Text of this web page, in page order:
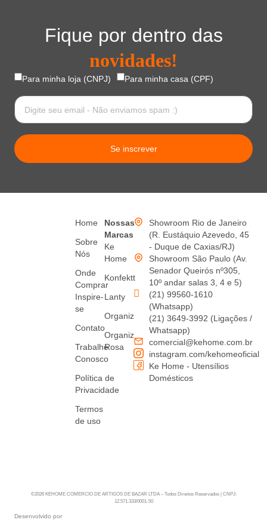
Fique por dentro das
novidades!
Para minha loja (CNPJ) Para minha casa (CPF)
Se inscrever
Home
Sobre
Nós
Onde
Comprar
Inspire-
se
Contato
Trabalhe
Conosco
Política de
Privacidade
Termos
de uso
Nossas
Marcas
Ke
Home
Konfektt
Lanty
Organiz
Organiz
Rosa
Showroom Rio de Janeiro
(R. Eustáquio Azevedo, 45
- Duque de Caxias/RJ)
Showroom São Paulo (Av.
Senador Queirós nº305,
10º andar salas 3, 4 e 5)
(21) 99560-1610
(Whatsapp)
(21) 3649-3992 (Ligações /
Whatsapp)
comercial@kehome.com.br
instagram.com/kehomeoficial
Ke Home - Utensílios
Domésticos
Desenvolvido por
©2026 KEHOME COMERCIO DE ARTIGOS DE BAZAR LTDA – Todos Direitos Reservados | CNPJ:
12.571.333/0001-50